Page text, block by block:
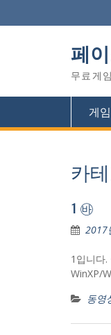
페
무료게
게임
카
1 ㉳
2017
1입니다
WinXP/
동영